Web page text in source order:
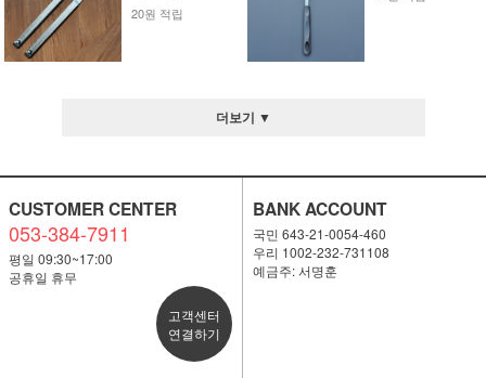
20원 적립
더보기 ▼
CUSTOMER CENTER
053-384-7911
평일 09:30~17:00
공휴일 휴무
고객센터
연결하기
BANK ACCOUNT
국민 643-21-0054-460
우리 1002-232-731108
예금주: 서명훈